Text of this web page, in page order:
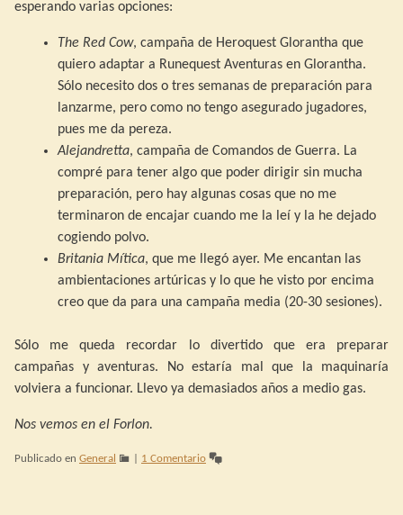
esperando varias opciones:
The Red Cow, campaña de Heroquest Glorantha que
quiero adaptar a Runequest Aventuras en Glorantha.
Sólo necesito dos o tres semanas de preparación para
lanzarme, pero como no tengo asegurado jugadores,
pues me da pereza.
Alejandretta, campaña de Comandos de Guerra. La
compré para tener algo que poder dirigir sin mucha
preparación, pero hay algunas cosas que no me
terminaron de encajar cuando me la leí y la he dejado
cogiendo polvo.
Britania Mítica, que me llegó ayer. Me encantan las
ambientaciones artúricas y lo que he visto por encima
creo que da para una campaña media (20-30 sesiones).
Sólo me queda recordar lo divertido que era preparar
campañas y aventuras. No estaría mal que la maquinaría
volviera a funcionar. Llevo ya demasiados años a medio gas.
Nos vemos en el Forlon.
Publicado en General 1 Comentario